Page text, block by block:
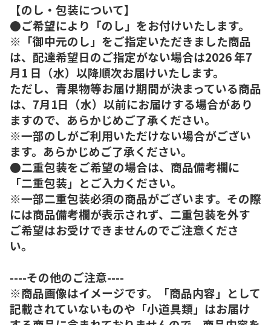
【のし・包装について】
●ご希望により「のし」をお付けいたします。
※「御中元のし」をご指定いただきました商品
は、配達希望日のご指定がない場合は2026 年7
月1 日（水）以降順次お届けいたします。
ただし、青果物等お届け期間が決まっている商品
は、7月1日（水）以前にお届けする場合があり
ますので、あらかじめご了承ください。
※一部のしがご利用いただけない場合がござい
ます。あらかじめご了承ください。
●二重包装をご希望の場合は、商品備考欄に
「二重包装」とご入力ください。
※一部二重包装必須の商品がございます。その際
には商品備考欄が表示されず、二重包装を外す
ご希望はお受けできませんのでご注意くださ
い。
----その他のご注意----
※商品画像はイメージです。「商品内容」として
記載されていないものや「小道具類」はお届け